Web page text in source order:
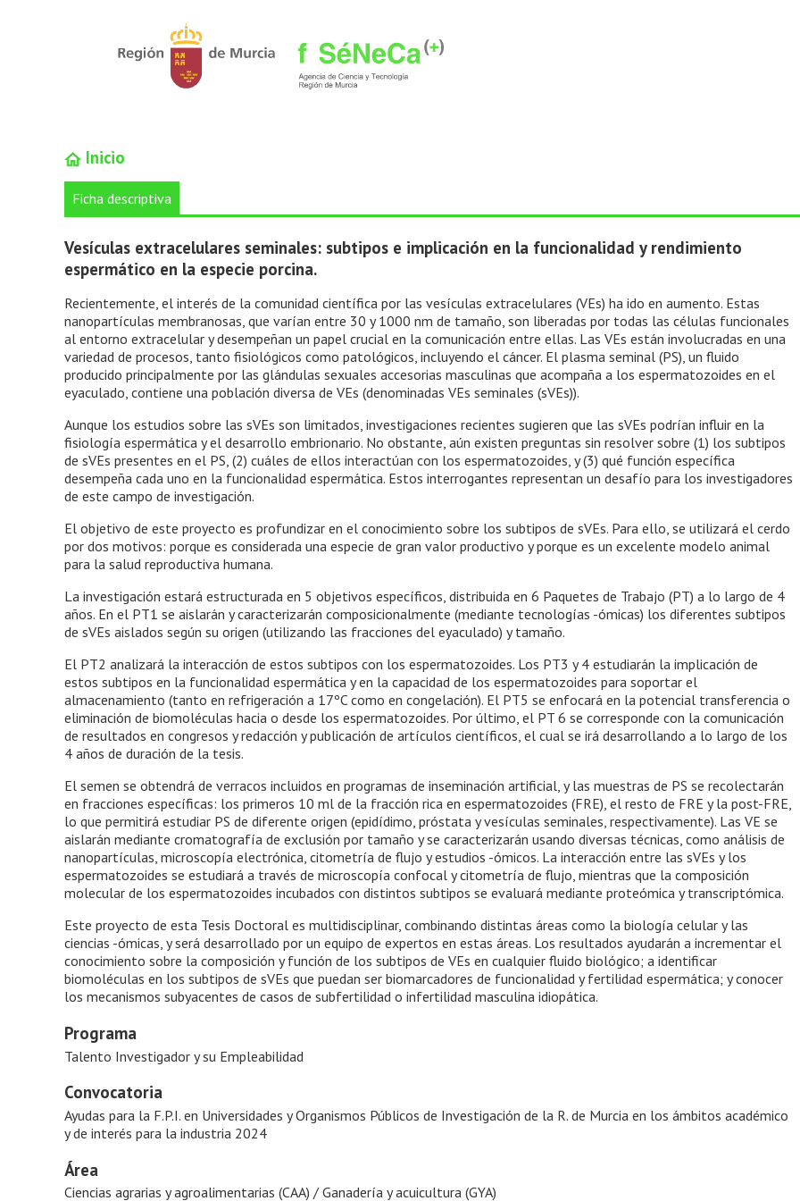
Inicio
Ficha descriptiva
Vesículas extracelulares seminales: subtipos e implicación en la funcionalidad y rendimiento
espermático en la especie porcina.
Recientemente, el interés de la comunidad científica por las vesículas extracelulares (VEs) ha ido en aumento. Estas
nanopartículas membranosas, que varían entre 30 y 1000 nm de tamaño, son liberadas por todas las células funcionales
al entorno extracelular y desempeñan un papel crucial en la comunicación entre ellas. Las VEs están involucradas en una
variedad de procesos, tanto fisiológicos como patológicos, incluyendo el cáncer. El plasma seminal (PS), un fluido
producido principalmente por las glándulas sexuales accesorias masculinas que acompaña a los espermatozoides en el
eyaculado, contiene una población diversa de VEs (denominadas VEs seminales (sVEs)).
Aunque los estudios sobre las sVEs son limitados, investigaciones recientes sugieren que las sVEs podrían influir en la
fisiología espermática y el desarrollo embrionario. No obstante, aún existen preguntas sin resolver sobre (1) los subtipos
de sVEs presentes en el PS, (2) cuáles de ellos interactúan con los espermatozoides, y (3) qué función específica
desempeña cada uno en la funcionalidad espermática. Estos interrogantes representan un desafío para los investigadores
de este campo de investigación.
El objetivo de este proyecto es profundizar en el conocimiento sobre los subtipos de sVEs. Para ello, se utilizará el cerdo
por dos motivos: porque es considerada una especie de gran valor productivo y porque es un excelente modelo animal
para la salud reproductiva humana.
La investigación estará estructurada en 5 objetivos específicos, distribuida en 6 Paquetes de Trabajo (PT) a lo largo de 4
años. En el PT1 se aislarán y caracterizarán composicionalmente (mediante tecnologías -ómicas) los diferentes subtipos
de sVEs aislados según su origen (utilizando las fracciones del eyaculado) y tamaño.
El PT2 analizará la interacción de estos subtipos con los espermatozoides. Los PT3 y 4 estudiarán la implicación de
estos subtipos en la funcionalidad espermática y en la capacidad de los espermatozoides para soportar el
almacenamiento (tanto en refrigeración a 17ºC como en congelación). El PT5 se enfocará en la potencial transferencia o
eliminación de biomoléculas hacia o desde los espermatozoides. Por último, el PT 6 se corresponde con la comunicación
de resultados en congresos y redacción y publicación de artículos científicos, el cual se irá desarrollando a lo largo de los
4 años de duración de la tesis.
El semen se obtendrá de verracos incluidos en programas de inseminación artificial, y las muestras de PS se recolectarán
en fracciones específicas: los primeros 10 ml de la fracción rica en espermatozoides (FRE), el resto de FRE y la post-FRE,
lo que permitirá estudiar PS de diferente origen (epidídimo, próstata y vesículas seminales, respectivamente). Las VE se
aislarán mediante cromatografía de exclusión por tamaño y se caracterizarán usando diversas técnicas, como análisis de
nanopartículas, microscopía electrónica, citometría de flujo y estudios -ómicos. La interacción entre las sVEs y los
espermatozoides se estudiará a través de microscopía confocal y citometría de flujo, mientras que la composición
molecular de los espermatozoides incubados con distintos subtipos se evaluará mediante proteómica y transcriptómica.
Este proyecto de esta Tesis Doctoral es multidisciplinar, combinando distintas áreas como la biología celular y las
ciencias -ómicas, y será desarrollado por un equipo de expertos en estas áreas. Los resultados ayudarán a incrementar el
conocimiento sobre la composición y función de los subtipos de VEs en cualquier fluido biológico; a identificar
biomoléculas en los subtipos de sVEs que puedan ser biomarcadores de funcionalidad y fertilidad espermática; y conocer
los mecanismos subyacentes de casos de subfertilidad o infertilidad masculina idiopática.
Programa
Talento Investigador y su Empleabilidad
Convocatoria
Ayudas para la F.P.I. en Universidades y Organismos Públicos de Investigación de la R. de Murcia en los ámbitos académico
y de interés para la industria 2024
Área
Ciencias agrarias y agroalimentarias (CAA) / Ganadería y acuicultura (GYA)